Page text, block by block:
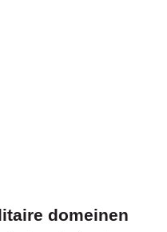
domeinen